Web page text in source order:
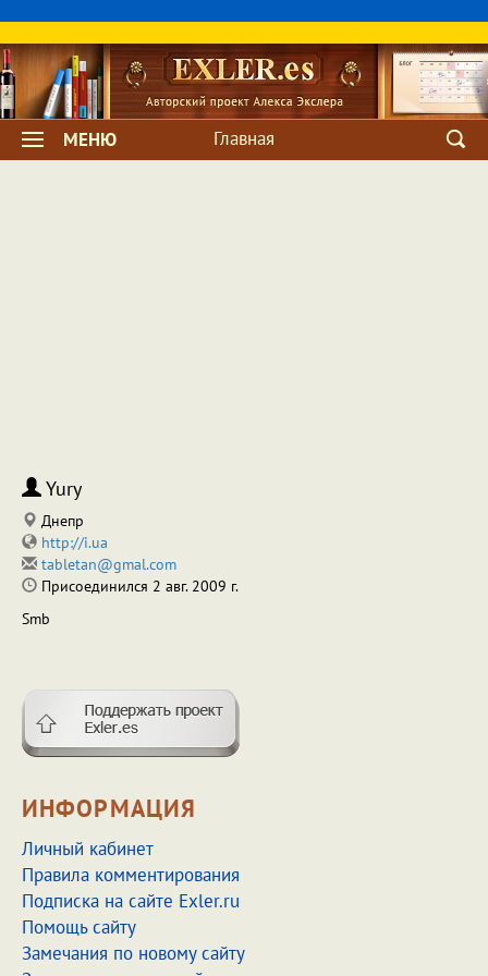
МЕНЮ Главная
Yury
Днепр
http://i.ua
tabletan@gmal.com
Присоединился 2 авг. 2009 г.
Smb
ИНФОРМАЦИЯ
Личный кабинет
Правила комментирования
Подписка на сайте Exler.ru
Помощь сайту
Замечания по новому сайту